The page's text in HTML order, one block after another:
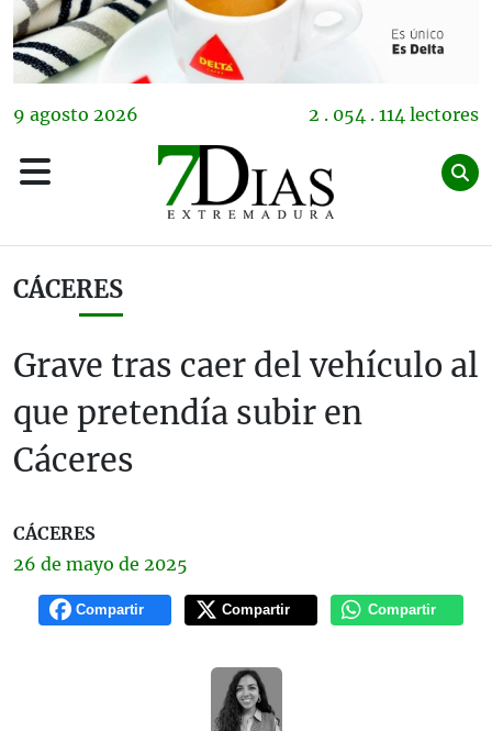
9 agosto 2026 2 . 054 . 114 lectores
CÁCERES
Grave tras caer del vehículo al
que pretendía subir en
Cáceres
CÁCERES
26 de mayo de 2025
Compartir Compartir Compartir